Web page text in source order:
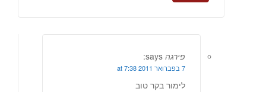
פירגה says:
7 בפברואר 2011 at 7:38
לימור בקר טוב